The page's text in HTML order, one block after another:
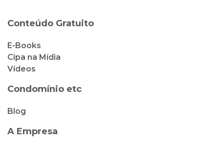
Conteúdo Gratuito
E-Books
Cipa na Mídia
Vídeos
Condomínio etc
Blog
A Empresa